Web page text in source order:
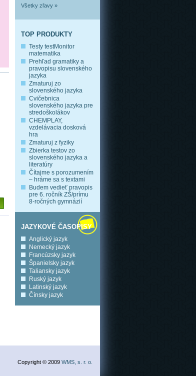
Všetky zľavy »
TOP PRODUKTY
Testy testMonitor
matematika
Prehľad gramatiky a
pravopisu slovenského
jazyka
Zmaturuj zo
slovenského jazyka
Cvičebnica
slovenského jazyka pre
stredoškolákov
CHEMPLAY,
vzdelávacia dosková
hra
Zmaturuj z fyziky
Zbierka testov zo
slovenského jazyka a
literatúry
Čítajme s porozumením
– hráme sa s textami
Budem vedieť pravopis
pre 6. ročník ZŠ/prímu
8-ročných gymnázií
JAZYKOVÉ ČASOPISY
Anglický jazyk
Nemecký jazyk
Francúzsky jazyk
Španielsky jazyk
Taliansky jazyk
Ruský jazyk
Latinský jazyk
Čínsky jazyk
Copyright © 2009 WMS, s. r. o.